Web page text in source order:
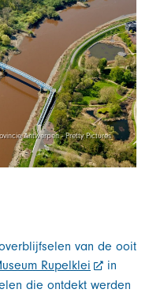
Antwerpen - Pretty Pictures
van de ooit
Rupelklei
in
die ontdekt werden